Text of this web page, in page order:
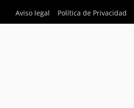
Aviso legal
Política de Privacidad